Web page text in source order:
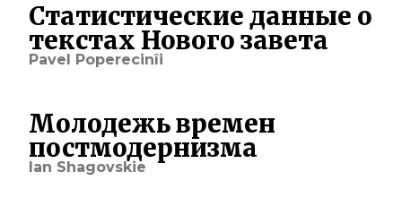
Статистические данные о
текстах Нового завета
Pavel Poperecinîi
Молодежь времен
постмодернизма
Ian Shagovskie